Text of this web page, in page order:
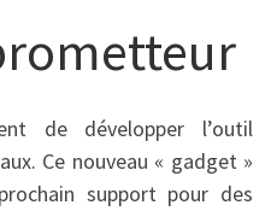
de développer l’outil
Ce nouveau « gadget »
support pour des